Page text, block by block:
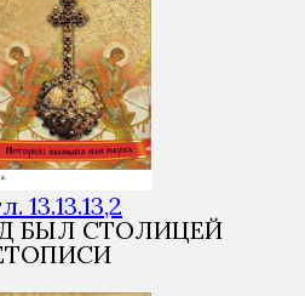
БЫЛ СТОЛИЦЕЙ